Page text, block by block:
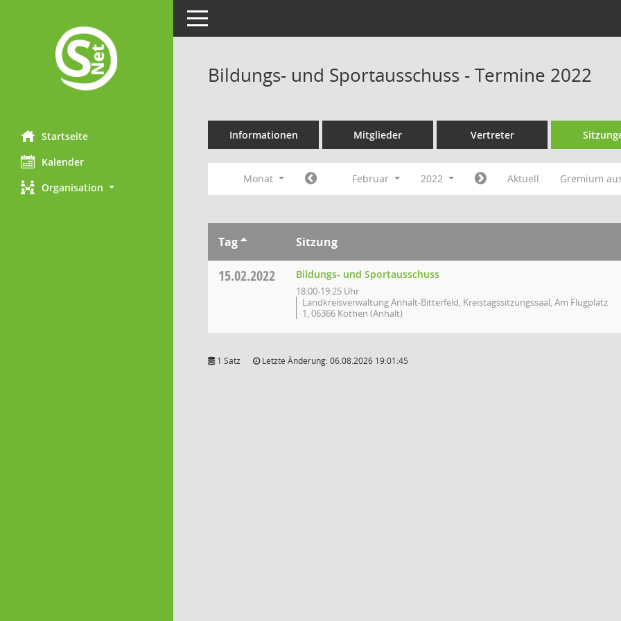
Startseite
Kalender
Organisation
Toggle navigation
Bildungs- und Sportausschuss - Termine 2022
Informationen Mitglieder Vertreter
Monat Februar 2022 Aktuell Gremium
Tag Sitzung
15.02.2022 Bildungs- und Sportausschuss
18:00-19:25 Uhr
Landkreisverwaltung Anhalt-Bitterfeld, Kreistagssitzungssaal, Am Flugplatz
1, 06366 Köthen (Anhalt)
1 Satz Letzte Änderung: 06.08.2026 19:01:45